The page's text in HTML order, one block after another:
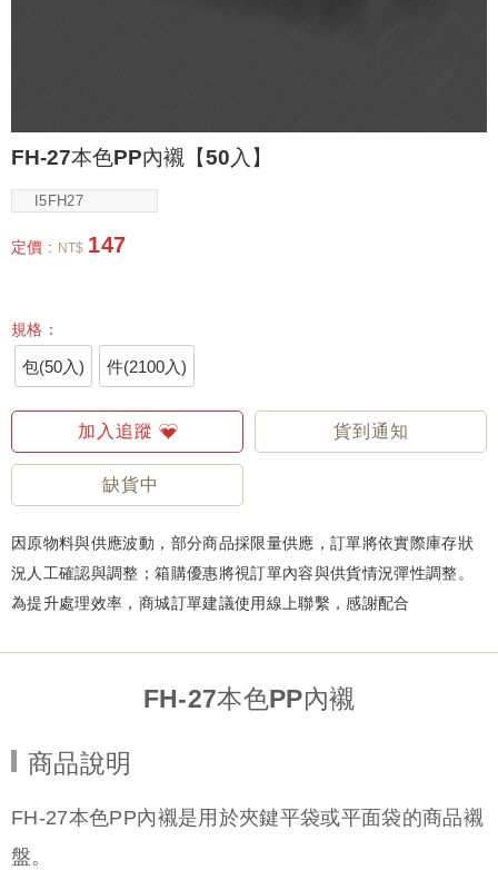
FH-27本色PP內襯【50入】
I5FH27
定價 : NT$ 147
規格：
包(50入) 件(2100入)
加入追蹤 貨到通知
缺貨中
因原物料與供應波動，部分商品採限量供應，訂單將依實際庫存狀
況人工確認與調整；箱購優惠將視訂單內容與供貨情況彈性調整。
為提升處理效率，商城訂單建議使用線上聯繫，感謝配合
FH-27本色PP內襯
商品說明
FH-27本色PP內襯是用於夾鍵平袋或平面袋的商品襯
盤。